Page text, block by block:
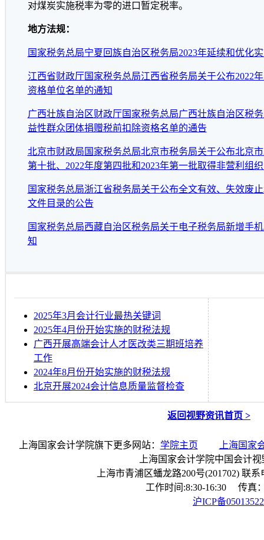
对煤炭实施税率为零的进口暂定税率。
地方法规：
国家税务总局宁夏回族自治区税务局2023年延续和优化
江西省财政厅国家税务总局江西省税务局关于公布2022
资格单位名单的通知
广西壮族自治区财政厅国家税务总局广西壮族自治区税
益性群众团体捐赠税前扣除资格名单的通告
北京市财政局国家税务总局北京市税务局关于公布北京
第十批、2022年度第四批和2023年第一批取得非营利组
国家税务总局浙江省税务局关于公布全文有效、失效废
文件目录的公告
国家税务总局西藏自治区税务局关于电子税务局新增手
知
2025年3月会计行业最热关键词
2025年4月份开始实施的财税法规
广西开展高端会计人才医改类三期班培养
工作
2024年8月份开始实施的财税法规
北京开展2024会计信息质量监督检查
返回视野资讯首页 >
上海国家会计学院旗下更多网站： 学院主页
上海国家
上海国家会计学院中国会计
上海市青浦区蟠龙路200号(201702) 联系
工作时间:8:30-16:30 传真：
沪ICP备